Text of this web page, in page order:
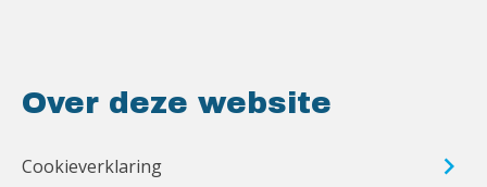
Over deze website
Cookieverklaring